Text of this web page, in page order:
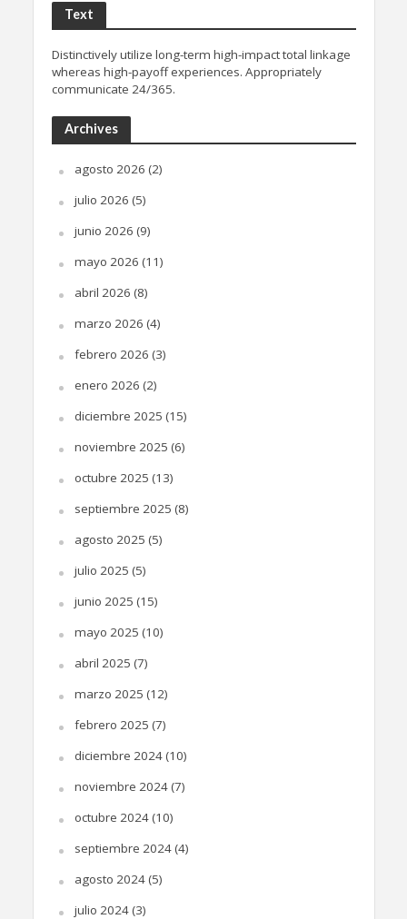
Text
Distinctively utilize long-term high-impact total linkage
whereas high-payoff experiences. Appropriately
communicate 24/365.
Archives
agosto 2026 (2)
julio 2026 (5)
junio 2026 (9)
mayo 2026 (11)
abril 2026 (8)
marzo 2026 (4)
febrero 2026 (3)
enero 2026 (2)
diciembre 2025 (15)
noviembre 2025 (6)
octubre 2025 (13)
septiembre 2025 (8)
agosto 2025 (5)
julio 2025 (5)
junio 2025 (15)
mayo 2025 (10)
abril 2025 (7)
marzo 2025 (12)
febrero 2025 (7)
diciembre 2024(10)
noviembre 2024(7)
octubre 2024(10)
septiembre 2024(4)
agosto 2024(5)
julio 2024(3)